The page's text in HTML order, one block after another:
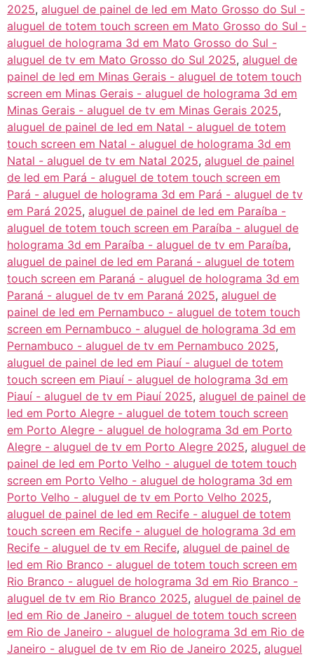
2025, aluguel de painel de led em Mato Grosso do Sul -
aluguel de totem touch screen em Mato Grosso do Sul -
aluguel de holograma 3d em Mato Grosso do Sul -
aluguel de tv em Mato Grosso do Sul 2025, aluguel de
painel de led em Minas Gerais - aluguel de totem touch
screen em Minas Gerais - aluguel de holograma 3d em
Minas Gerais - aluguel de tv em Minas Gerais 2025,
aluguel de painel de led em Natal - aluguel de totem
touch screen em Natal - aluguel de holograma 3d em
Natal - aluguel de tv em Natal 2025, aluguel de painel
de led em Pará - aluguel de totem touch screen em
Pará - aluguel de holograma 3d em Pará - aluguel de tv
em Pará 2025, aluguel de painel de led em Paraíba -
aluguel de totem touch screen em Paraíba - aluguel de
holograma 3d em Paraíba - aluguel de tv em Paraíba,
aluguel de painel de led em Paraná - aluguel de totem
touch screen em Paraná - aluguel de holograma 3d em
Paraná - aluguel de tv em Paraná 2025, aluguel de
painel de led em Pernambuco - aluguel de totem touch
screen em Pernambuco - aluguel de holograma 3d em
Pernambuco - aluguel de tv em Pernambuco 2025,
aluguel de painel de led em Piauí - aluguel de totem
touch screen em Piauí - aluguel de holograma 3d em
Piauí - aluguel de tv em Piauí 2025, aluguel de painel de
led em Porto Alegre - aluguel de totem touch screen
em Porto Alegre - aluguel de holograma 3d em Porto
Alegre - aluguel de tv em Porto Alegre 2025, aluguel de
painel de led em Porto Velho - aluguel de totem touch
screen em Porto Velho - aluguel de holograma 3d em
Porto Velho - aluguel de tv em Porto Velho 2025,
aluguel de painel de led em Recife - aluguel de totem
touch screen em Recife - aluguel de holograma 3d em
Recife - aluguel de tv em Recife, aluguel de painel de
led em Rio Branco - aluguel de totem touch screen em
Rio Branco - aluguel de holograma 3d em Rio Branco -
aluguel de tv em Rio Branco 2025, aluguel de painel de
led em Rio de Janeiro - aluguel de totem touch screen
em Rio de Janeiro - aluguel de holograma 3d em Rio de
Janeiro - aluguel de tv em Rio de Janeiro 2025, aluguel